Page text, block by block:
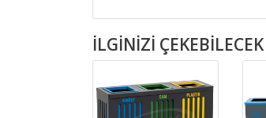
İLGINIZI